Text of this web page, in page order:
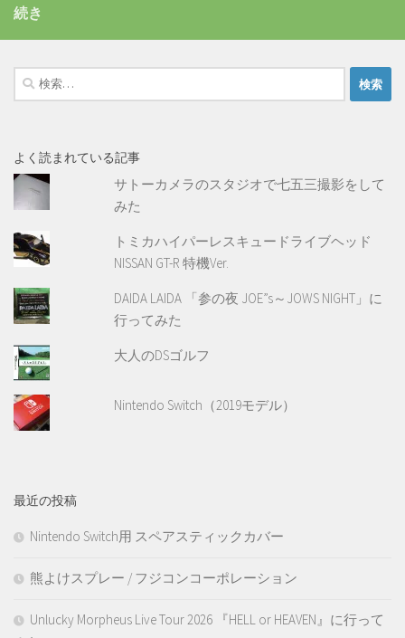
続き
検
索:
よく読まれている記事
サトーカメラのスタジオで七五三撮影をして
みた
トミカハイパーレスキュードライブヘッド
NISSAN GT-R 特機Ver.
DAIDA LAIDA 「参の夜 JOE”s～JOWS NIGHT」に
行ってみた
大人のDSゴルフ
Nintendo Switch（2019モデル）
最近の投稿
Nintendo Switch用 スペアスティックカバー
熊よけスプレー / フジコンコーポレーション
Unlucky Morpheus Live Tour 2026 『HELL or HEAVEN』に行って